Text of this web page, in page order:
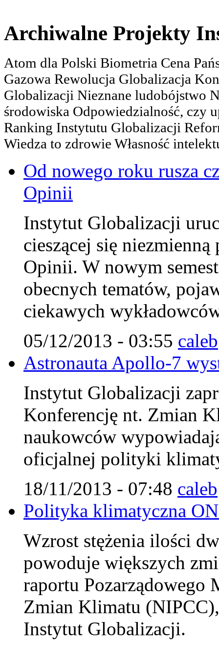
Archiwalne Projekty
Atom dla Polski Biometria Cena
Gazowa Rewolucja Globalizacja
Globalizacji Nieznane ludobójstwo
środowiska Odpowiedzialność, czy
Ranking Instytutu Globalizacji
Wiedza to zdrowie Własność
Od nowego roku rusza
Opinii
Instytut Globalizacji
cieszącej się
Opinii. W nowym
obecnych tematów,
ciekawych
05/12/2013 - 03:55 caleb
Astronauta Apollo-7
Instytut Globalizacji
Konferencję nt. Zmian
naukowców
oficjalnej polityki
18/11/2013 - 07:48 caleb
Polityka klimatyczna
Wzrost stężenia ilości
powoduje większych
raportu Pozarządowego
Zmian Klimatu
Instytut Globalizacji.